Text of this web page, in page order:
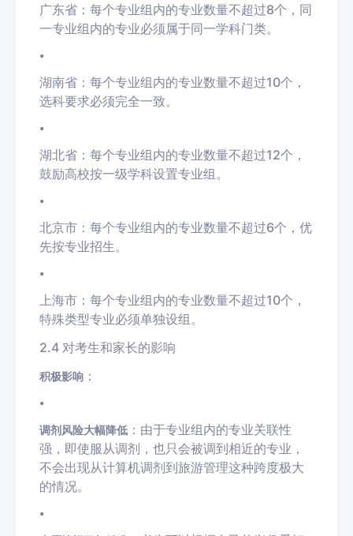
广东省：每个专业组内的专业数量不超过8个，同
一专业组内的专业必须属于同一学科门类。
•
湖南省：每个专业组内的专业数量不超过10个，
选科要求必须完全一致。
•
湖北省：每个专业组内的专业数量不超过12个，
鼓励高校按一级学科设置专业组。
•
北京市：每个专业组内的专业数量不超过6个，优
先按专业招生。
•
上海市：每个专业组内的专业数量不超过10个，
特殊类型专业必须单独设组。
2.4 对考生和家长的影响
积极影响 ：
•
调剂风险大幅降低 ：由于专业组内的专业关联性
强，即使服从调剂，也只会被调到相近的专业，
不会出现从计算机调剂到旅游管理这种跨度极大
的情况。
•